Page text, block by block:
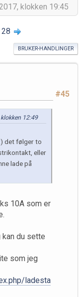
klokken 19:45
28
BRUKER-HANDLINGER
#45
12:49
det følger to
eller
lade på
10A som er
du sette
som jeg
ladesta